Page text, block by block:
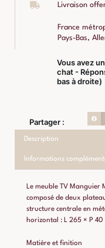
Livraison
France
Pays-Bas,
Vous avez
chat -
bas à droite)
Partager :
Description
Informations
Le meuble TV
composé de deux
structure centrale en
horizontal : L 265 × P 40
Matière et finition